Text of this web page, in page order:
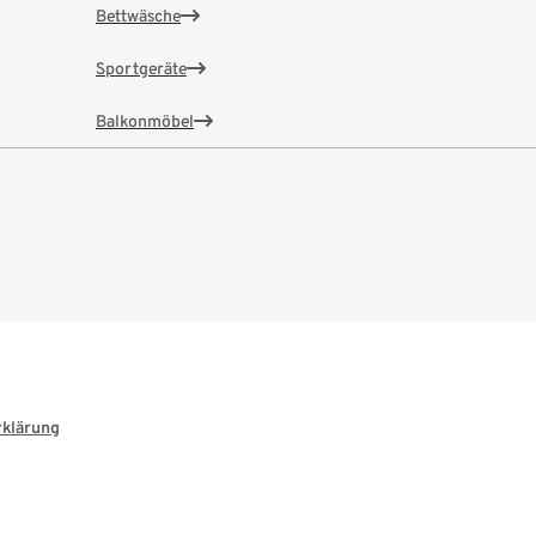
Bettwäsche
Sportgeräte
Balkonmöbel